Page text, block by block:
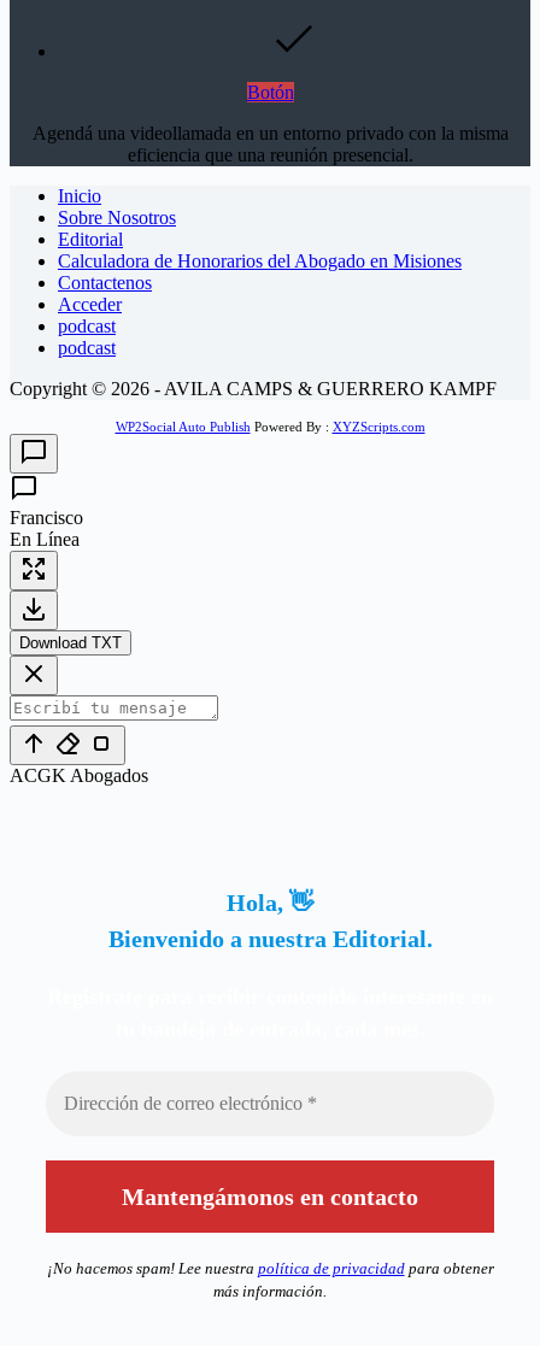
Botón
Agendá una videollamada en un entorno privado con la misma
eficiencia que una reunión presencial.
Inicio
Sobre Nosotros
Editorial
Calculadora de Honorarios del Abogado en Misiones
Contactenos
Acceder
podcast
podcast
Copyright © 2026 - AVILA CAMPS & GUERRERO KAMPF
WP2Social Auto Publish Powered By : XYZScripts.com
Francisco
En Línea
Download TXT
ACGK Abogados
Hola, 👋
Bienvenido a nuestra Editorial.
¡No hacemos spam! Lee nuestra política de privacidadpara obtener
más información.